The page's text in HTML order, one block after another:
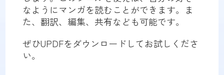
なようにマンガを読むことができます。ま
た、翻訳、編集、共有なども可能です。
ぜひUPDFをダウンロードしてお試しくださ
い。